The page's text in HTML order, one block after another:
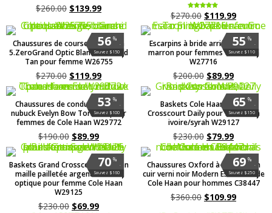
$260.00 $139.99
Note
5.00
sur 5
$270.00 $119.99
%
.
56
Sauvez $150
Chaussures de course Cole Haan
5.ZeroGrand Optic Blanc/Bleached
Tan pour femme W26755
$270.00 $119.99
%
.
55
Sauvez $110
Escarpins à bride arrière en cuir
marron pour femmes Cole Haan
W27716
$200.00 $89.99
%
.
53
Sauvez $100
Chaussures de conduite en cuir
nubuck Evelyn Bow Tornado pour
femmes de Cole Haan W29772
$190.00 $89.99
%
.
65
Sauvez $150
Baskets Cole Haan Grand
Crosscourt Daily pour femme en
ivoire/syrah W29127
$230.00 $79.99
%
.
70
Sauvez $160
Baskets Grand Crosscourt Daily en
maille pailletée argentée/blanc
optique pour femme Cole Haan
W29125
$230.00 $69.99
%
.
69
Sauvez $250
Chaussures Oxford à bout uni en
cuir verni noir Modern Essentials de
Cole Haan pour hommes C38447
$360.00 $109.99